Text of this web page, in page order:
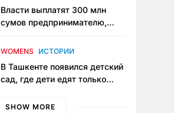
Власти выплатят 300 млн
сумов предпринимателю,
тюрьме по незаконному
WOMENS ИСТОРИИ
В Ташкенте появился детский
сад, где дети едят только
мама, которая устала просить
SHOW MORE